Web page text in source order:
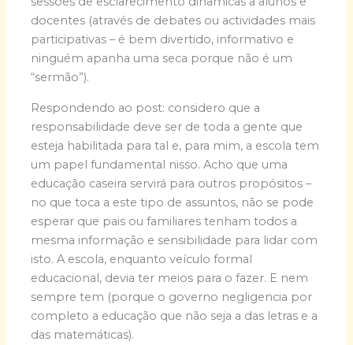
docentes (através de debates ou actividades mais
participativas – é bem divertido, informativo e
ninguém apanha uma seca porque não é um
“sermão”).
Respondendo ao post: considero que a
responsabilidade deve ser de toda a gente que
esteja habilitada para tal e, para mim, a escola tem
um papel fundamental nisso. Acho que uma
educação caseira servirá para outros propósitos –
no que toca a este tipo de assuntos, não se pode
esperar que pais ou familiares tenham todos a
mesma informação e sensibilidade para lidar com
isto. A escola, enquanto veículo formal
educacional, devia ter meios para o fazer. E nem
sempre tem (porque o governo negligencia por
completo a educação que não seja a das letras e a
das matemáticas).